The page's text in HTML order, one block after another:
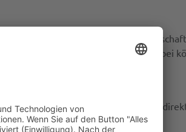
aus unterschiedlichen
Arbeitsbereich zu erfahren. Dabei
abonnieren, erhalten Sie immer